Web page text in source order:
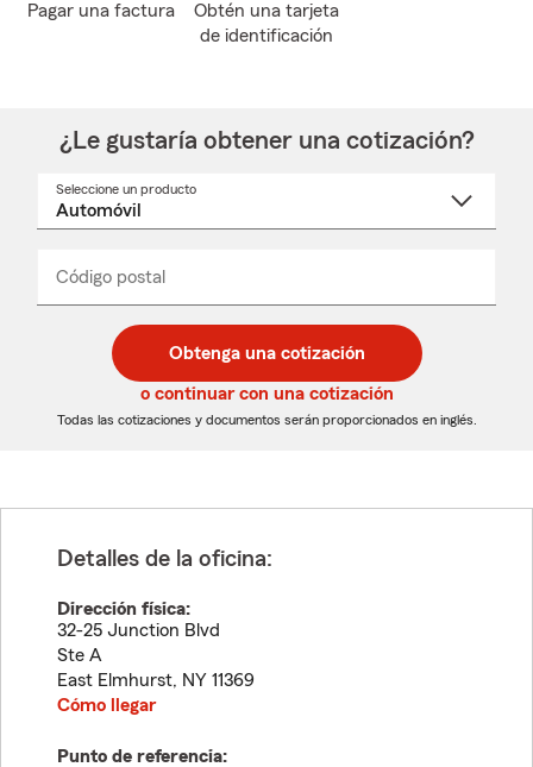
Pagar una factura
Obtén una tarjeta
de identificación
¿Le gustaría obtener una cotización?
Seleccione un producto
desplegable
Código postal
de
5
dígitos
de
5
dígitos
_____
Obtenga una cotización
o continuar con una cotización
Todas las cotizaciones y documentos serán proporcionados en inglés.
Detalles de la oficina:
Dirección física:
32-25 Junction Blvd
Ste A
East Elmhurst, NY 11369
Cómo llegar
Punto de referencia: